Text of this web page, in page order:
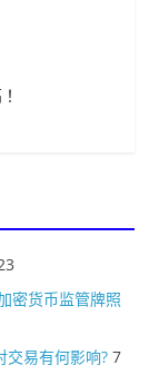
密货币监管牌照
交易有何影响? 7